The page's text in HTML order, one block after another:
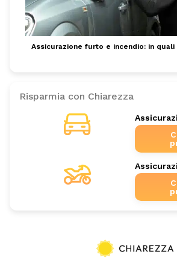
Assicurazione furto e incendio: in
Risparmia con Chiarezza